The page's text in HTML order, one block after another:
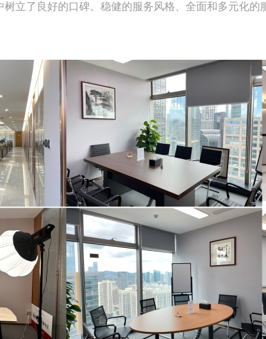
树立了良好的口碑。稳健的服务风格、全面和多元化